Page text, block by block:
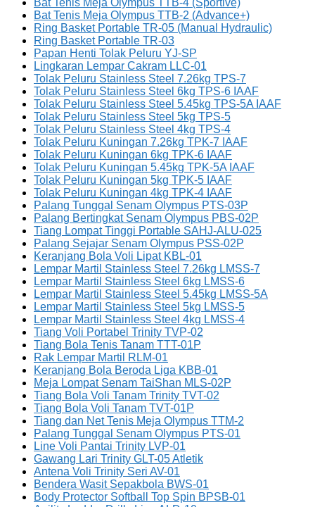
Bat Tenis Meja Olympus TTB-4 (Sportive)
Bat Tenis Meja Olympus TTB-2 (Advance+)
Ring Basket Portable TR-05 (Manual Hydraulic)
Ring Basket Portable TR-03
Papan Henti Tolak Peluru YJ-SP
Lingkaran Lempar Cakram LLC-01
Tolak Peluru Stainless Steel 7.26kg TPS-7
Tolak Peluru Stainless Steel 6kg TPS-6 IAAF
Tolak Peluru Stainless Steel 5.45kg TPS-5A IAAF
Tolak Peluru Stainless Steel 5kg TPS-5
Tolak Peluru Stainless Steel 4kg TPS-4
Tolak Peluru Kuningan 7.26kg TPK-7 IAAF
Tolak Peluru Kuningan 6kg TPK-6 IAAF
Tolak Peluru Kuningan 5.45kg TPK-5A IAAF
Tolak Peluru Kuningan 5kg TPK-5 IAAF
Tolak Peluru Kuningan 4kg TPK-4 IAAF
Palang Tunggal Senam Olympus PTS-03P
Palang Bertingkat Senam Olympus PBS-02P
Tiang Lompat Tinggi Portable SAHJ-ALU-025
Palang Sejajar Senam Olympus PSS-02P
Keranjang Bola Voli Lipat KBL-01
Lempar Martil Stainless Steel 7.26kg LMSS-7
Lempar Martil Stainless Steel 6kg LMSS-6
Lempar Martil Stainless Steel 5.45kg LMSS-5A
Lempar Martil Stainless Steel 5kg LMSS-5
Lempar Martil Stainless Steel 4kg LMSS-4
Tiang Voli Portabel Trinity TVP-02
Tiang Bola Tenis Tanam TTT-01P
Rak Lempar Martil RLM-01
Keranjang Bola Beroda Liga KBB-01
Meja Lompat Senam TaiShan MLS-02P
Tiang Bola Voli Tanam Trinity TVT-02
Tiang Bola Voli Tanam TVT-01P
Tiang dan Net Tenis Meja Olympus TTM-2
Palang Tunggal Senam Olympus PTS-01
Line Voli Pantai Trinity LVP-01
Gawang Lari Trinity GLT-05 Atletik
Antena Voli Trinity Seri AV-01
Bendera Wasit Sepakbola BWS-01
Body Protector Softball Top Spin BPSB-01